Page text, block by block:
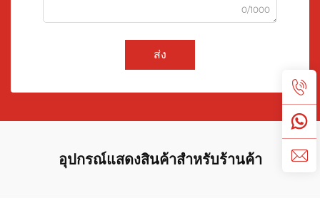
0/1000
ส่ง
อุปกรณ์แสดงสินค้าสำหรับร้านค้า